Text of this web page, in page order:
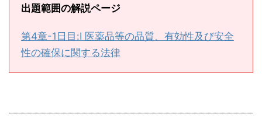
出題範囲の解説ページ
第4章-1日目:Ⅰ 医薬品等の品質、有効性及び安全
性の確保に関する法律